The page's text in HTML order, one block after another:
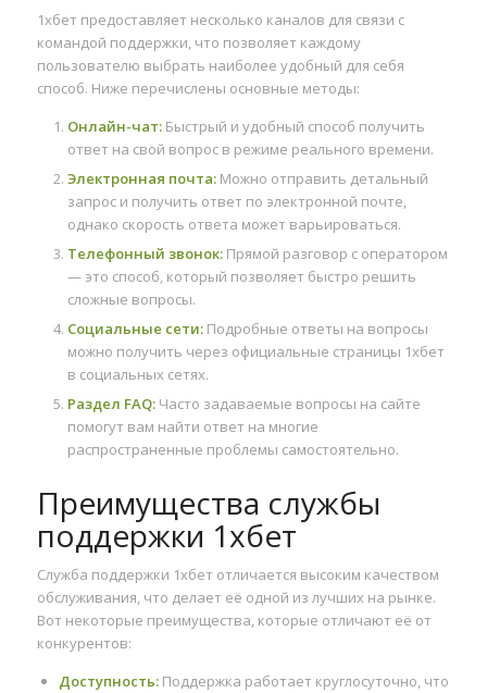
1хбет предоставляет несколько каналов для связи с
командой поддержки, что позволяет каждому
пользователю выбрать наиболее удобный для себя
способ. Ниже перечислены основные методы:
Онлайн-чат:Быстрый и удобный способ получить
ответ на свой вопрос в режиме реального времени.
Электронная почта:Можно отправить детальный
запрос и получить ответ по электронной почте,
однако скорость ответа может варьироваться.
Телефонный звонок:Прямой разговор с оператором
— это способ, который позволяет быстро решить
сложные вопросы.
Социальные сети:Подробные ответы на вопросы
можно получить через официальные страницы 1хбет
в социальных сетях.
Раздел FAQ:Часто задаваемые вопросы на сайте
помогут вам найти ответ на многие
распространенные проблемы самостоятельно.
Преимущества службы
поддержки 1хбет
Служба поддержки 1хбет отличается высоким качеством
обслуживания, что делает её одной из лучших на рынке.
Вот некоторые преимущества, которые отличают её от
конкурентов:
Доступность:Поддержка работает круглосуточно, что